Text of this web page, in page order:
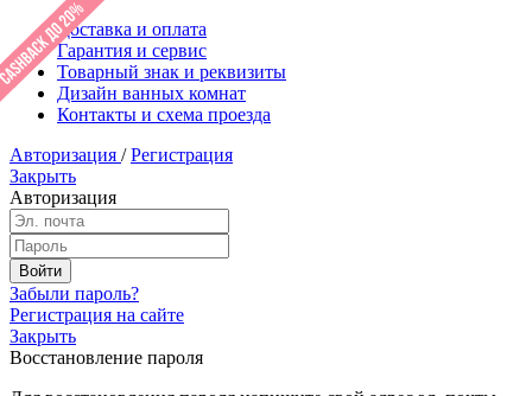
Доставка и оплата
Гарантия и сервис
Товарный знак и реквизиты
Дизайн ванных комнат
Контакты и схема проезда
Авторизация / Регистрация
Закрыть
Авторизация
Забыли пароль?
Регистрация на сайте
Закрыть
Восстановление пароля